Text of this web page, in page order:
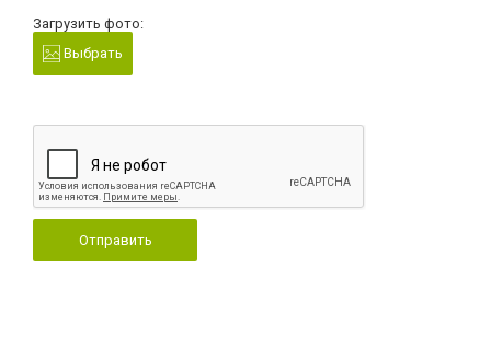
Загрузить фото:
Выбрать
Отправить